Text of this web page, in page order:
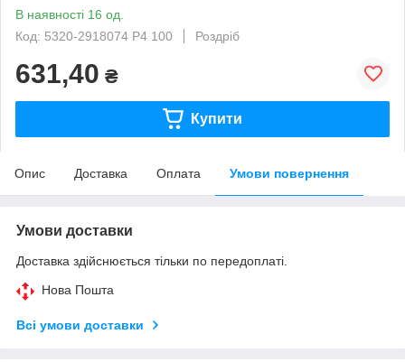
В наявності 16 од.
Код: 5320-2918074 Р4 100
Роздріб
631,40 ₴
Купити
Опис Доставка Оплата Умови повернення
Умови доставки
Доставка здійснюється тільки по передоплаті.
Нова Пошта
Всі умови доставки